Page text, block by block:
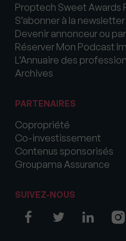
Proptech Sweet Awards
S’abonner à la newsletter
Devenir annonceur ou
Réserver Mon Podcast
L’Annuaire des
Archives
PARTENAIRES
Copropriété
Co-investissement
Contenus sponsorisés
Groupama Assurance
SUIVEZ-NOUS